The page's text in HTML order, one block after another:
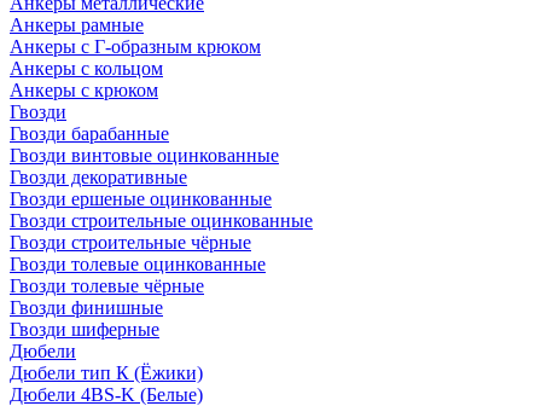
Анкеры рамные
Анкеры с Г-образным крюком
Анкеры с кольцом
Анкеры с крюком
Гвозди
Гвозди барабанные
Гвозди винтовые оцинкованные
Гвозди декоративные
Гвозди ершеные оцинкованные
Гвозди строительные оцинкованные
Гвозди строительные чёрные
Гвозди толевые оцинкованные
Гвозди толевые чёрные
Гвозди финишные
Гвозди шиферные
Дюбели
Дюбели тип К (Ёжики)
Дюбели 4BS-K (Белые)